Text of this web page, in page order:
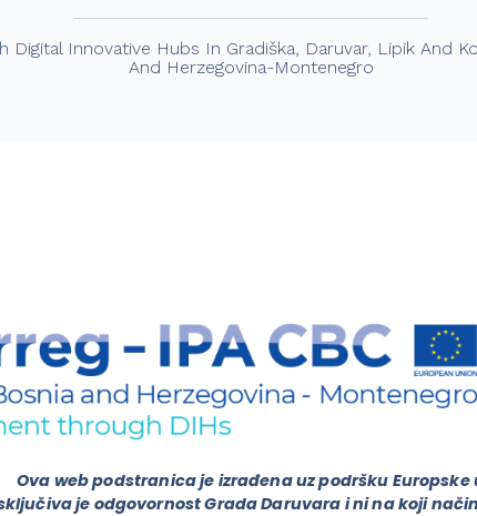
Digital Innovative Hubs In Gradiška, Daruvar, Lipik And
And Herzegovina-Montenegro
Ova web podstranica je izrađena uz podršku Europske
je odgovornost Grada Daruvara i ni na koji